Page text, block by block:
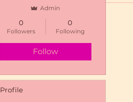
Admin
0
Followers
0
Following
Follow
Profile